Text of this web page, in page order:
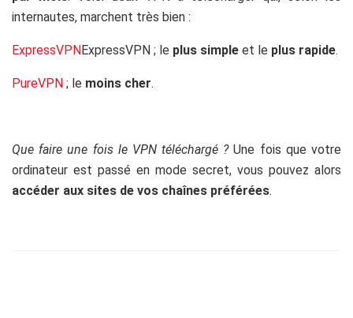
internautes, marchent très bien :
ExpressVPNExpressVPN ; le plus simple et le plus rapide.
PureVPN ; le moins cher.
Que faire une fois le VPN téléchargé ?Une fois que votre
ordinateur est passé en mode secret, vous pouvez alors
accéder aux sites de vos chaînes préférées.